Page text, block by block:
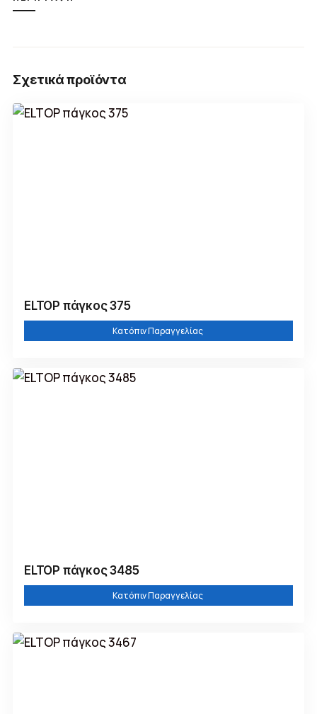
Σχετικά προϊόντα
ELTOP πάγκος 375
Κατόπιν Παραγγελίας
ELTOP πάγκος 3485
Κατόπιν Παραγγελίας